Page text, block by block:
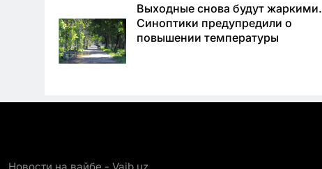
Выходные снова будут жаркими.
Синоптики предупредили о
повышении температуры
Новости на вайбе - Vaib.uz